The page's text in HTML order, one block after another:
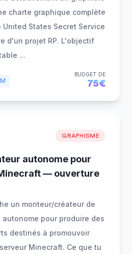
charte graphique complète
States Secret Service
d'un projet RP. L'objectif
...
BUDGET DE
75€
GRAPHISME
autonome pour
— ouverture
un monteur/créateur de
pour produire des
destinés à promouvoir
Minecraft. Ce que tu